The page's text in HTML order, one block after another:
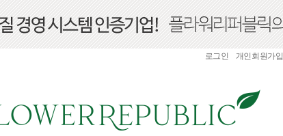
로그인 개인회원가입